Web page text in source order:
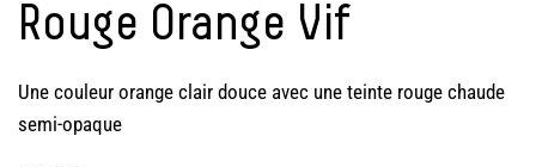
Rouge Orange Vif
Une couleur orange clair douce avec une teinte rouge chaude
semi-opaque